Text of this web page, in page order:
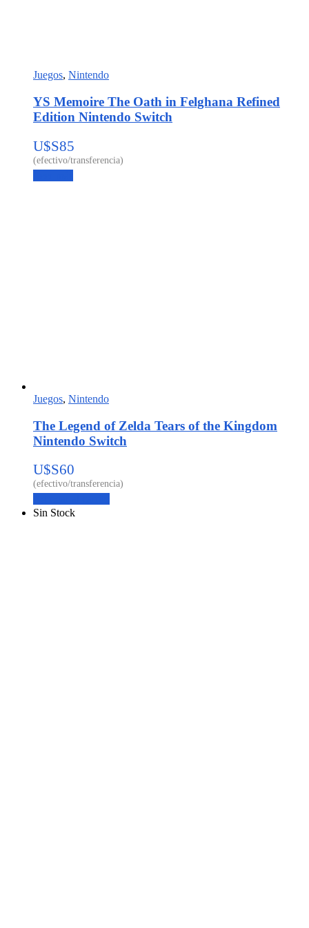
Juegos, Nintendo
YS Memoire The Oath in Felghana Refined
Edition Nintendo Switch
U$S85
Juegos, Nintendo
The Legend of Zelda Tears of the Kingdom
Nintendo Switch
U$S60
Sin Stock